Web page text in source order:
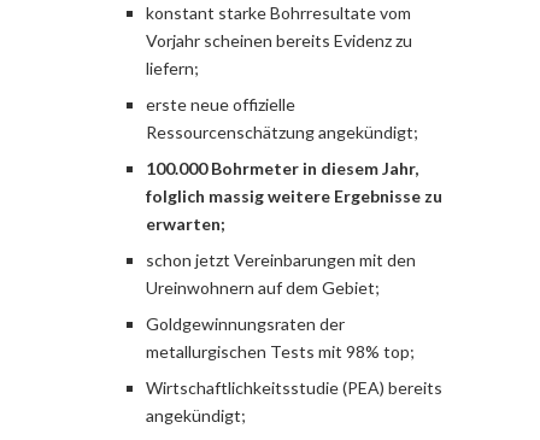
konstant starke Bohrresultate vom
Vorjahr scheinen bereits Evidenz zu
liefern;
erste neue offizielle
Ressourcenschätzung angekündigt;
100.000 Bohrmeter in diesem Jahr,
folglich massig weitere Ergebnisse zu
erwarten;
schon jetzt Vereinbarungen mit den
Ureinwohnern auf dem Gebiet;
Goldgewinnungsraten der
metallurgischen Tests mit 98% top;
Wirtschaftlichkeitsstudie (PEA) bereits
angekündigt;